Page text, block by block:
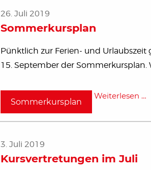
26. Juli 2019
Sommerkursplan
Pünktlich zur Ferien- und
15. September der Sommerkursplan.
Sommerkursplan
Weiterlesen …
3. Juli 2019
Kursvertretungen im Juli